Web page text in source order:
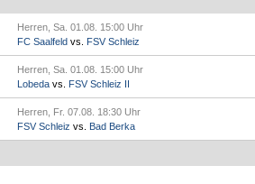
Herren, Sa. 01.08. 15:00 Uhr
FC Saalfeld vs. FSV Schleiz
Herren, Sa. 01.08. 15:00 Uhr
Lobeda vs. FSV Schleiz II
Herren, Fr. 07.08. 18:30 Uhr
FSV Schleiz vs. Bad Berka